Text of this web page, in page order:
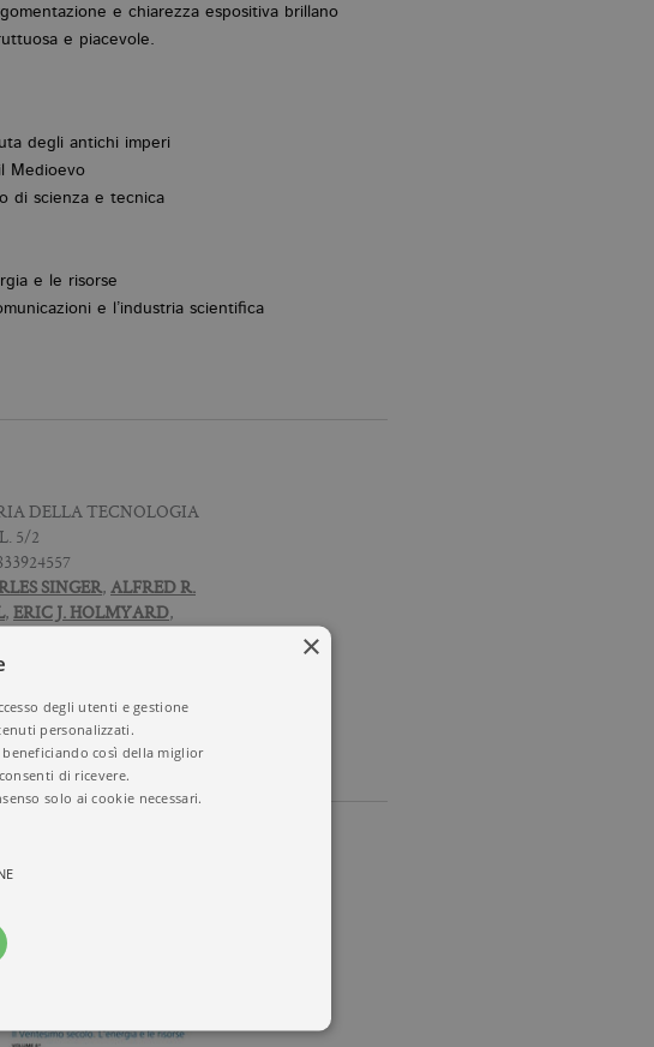
e chiarezza espositiva brillano
e piacevole.
degli antichi imperi
Medioevo
di scienza e tecnica
e le risorse
e l’industria scientifica
DELLA TECNOLOGIA
5/2
SINGER, ALFRED R.
, ERIC J. HOLMYARD,
PENSATORI ×
degli utenti e gestione
personalizzati.
beneficiando così della miglior
di ricevere.
solo ai cookie necessari.